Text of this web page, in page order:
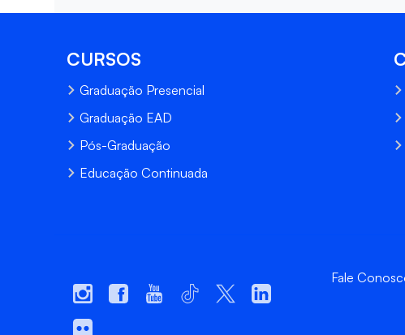
CURSOS
Graduação Presencial
Graduação EAD
Pós-Graduação
Educação Continuada
Fale